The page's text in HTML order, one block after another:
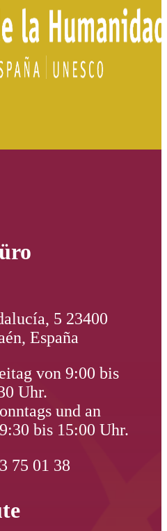
5 23400
España
von 9:00 bis
Uhr.
und an
bis 15:00 Uhr.
75 01 38